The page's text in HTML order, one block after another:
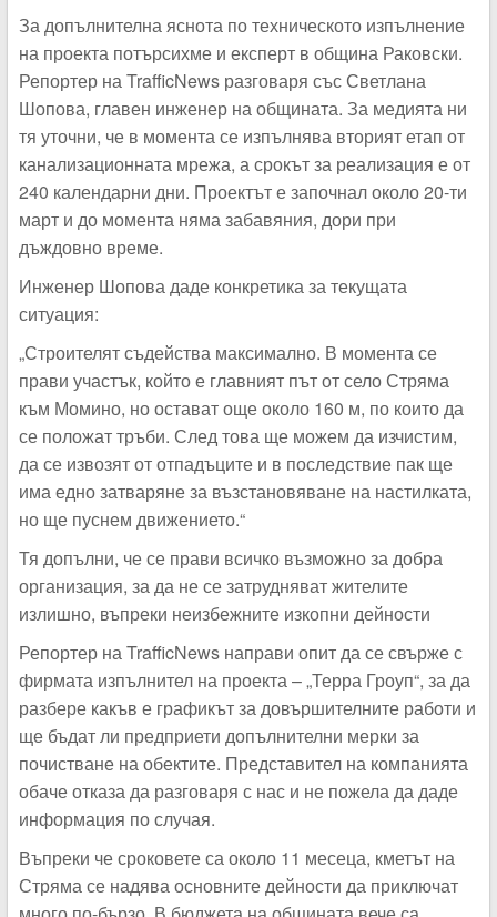
За допълнителна яснота по техническото изпълнение
на проекта потърсихме и експерт в община Раковски.
Репортер на TrafficNews разговаря със Светлана
Шопова, главен инженер на общината. За медията ни
тя уточни, че в момента се изпълнява вторият етап от
канализационната мрежа, а срокът за реализация е от
240 календарни дни. Проектът е започнал около 20-ти
март и до момента няма забавяния, дори при
дъждовно време.
Инженер Шопова даде конкретика за текущата
ситуация:
„Строителят съдейства максимално. В момента се
прави участък, който е главният път от село Стряма
към Момино, но остават още около 160 м, по които да
се положат тръби. След това ще можем да изчистим,
да се извозят от отпадъците и в последствие пак ще
има едно затваряне за възстановяване на настилката,
но ще пуснем движението.“
Тя допълни, че се прави всичко възможно за добра
организация, за да не се затрудняват жителите
излишно, въпреки неизбежните изкопни дейности
Репортер на TrafficNews направи опит да се свърже с
фирмата изпълнител на проекта – „Терра Гроуп“, за да
разбере какъв е графикът за довършителните работи и
ще бъдат ли предприети допълнителни мерки за
почистване на обектите. Представител на компанията
обаче отказа да разговаря с нас и не пожела да даде
информация по случая.
Въпреки че сроковете са около 11 месеца, кметът на
Стряма се надява основните дейности да приключат